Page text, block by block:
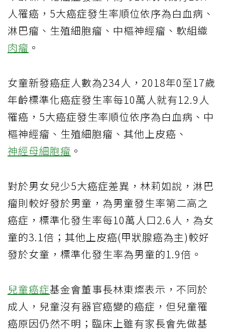
人罹癌，5大癌症發生率順位依序為白血病、
淋巴瘤、生殖細胞瘤、中樞神經瘤、軟組織
肉瘤 。
女童新發癌症人數為234人，2018年0至17歲
年齡標準化癌症發生率每10萬人就有12.9人
罹癌，5大癌症發生率順位依序為白血病、中
樞神經瘤、生殖細胞瘤、其他上皮癌、
神經母細胞瘤 。
對於男女兒少5大癌症差異，林莉如說，淋巴
瘤則較好發於男童，為男童發生率第二高之
癌症，標準化發生率每10萬人口2.6人，為女
童的3.1倍；其他上皮癌(甲狀腺癌為主)較好
發於女童，標準化發生率為男童的1.9倍。
兒童癌症基金會董事長林東燦表示，不同於
成人，兒童沒有器官癌變的癌症，但兒童罹
癌原因仍然不明；臨床上雖有家長會先做基